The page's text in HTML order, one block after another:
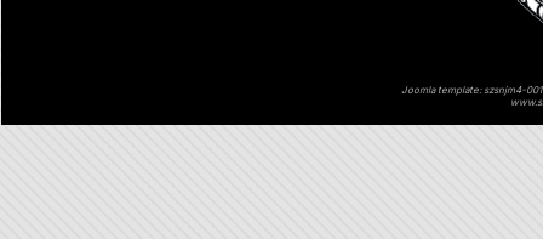
Joomla template: szsnjm4-